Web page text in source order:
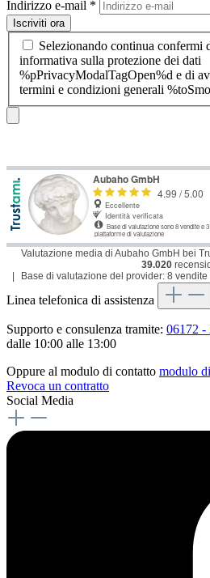
Indirizzo e-mail *
Iscriviti ora
Selezionando continua confermi
informativa sulla protezione dei dati
%pPrivacyModalTagOpen%d e di
termini e condizioni generali
Valutazione media di Aubaho GmbH bei
39.020
Base di valutazione del provider: 8
Linea telefonica di assistenza
Supporto e consulenza tramite: 06172 -
dalle 10:00 alle 13:00
Oppure al modulo di contatto modulo
Revoca un contratto
Social Media